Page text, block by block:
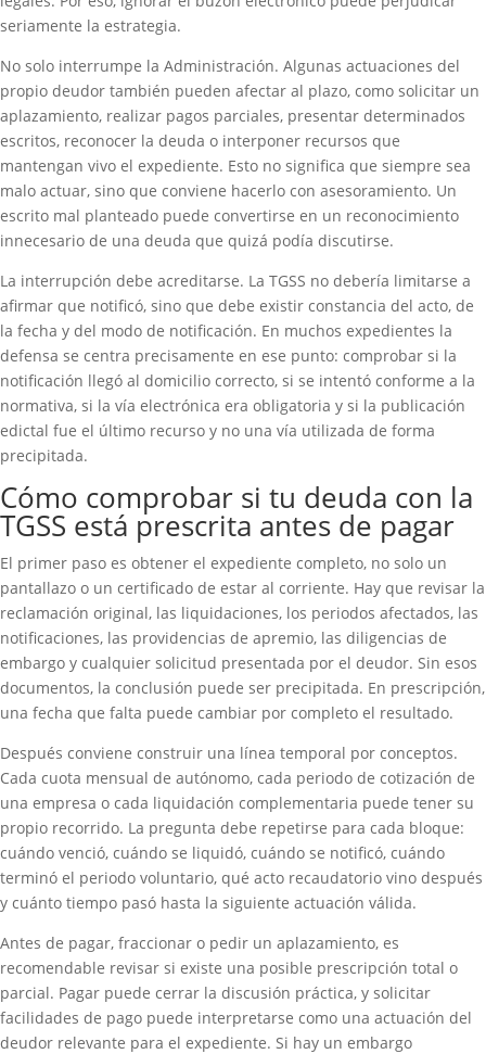
seriamente la estrategia.
No solo interrumpe la Administración. Algunas actuaciones del
propio deudor también pueden afectar al plazo, como solicitar un
aplazamiento, realizar pagos parciales, presentar determinados
escritos, reconocer la deuda o interponer recursos que
mantengan vivo el expediente. Esto no significa que siempre sea
malo actuar, sino que conviene hacerlo con asesoramiento. Un
escrito mal planteado puede convertirse en un reconocimiento
innecesario de una deuda que quizá podía discutirse.
La interrupción debe acreditarse. La TGSS no debería limitarse a
afirmar que notificó, sino que debe existir constancia del acto, de
la fecha y del modo de notificación. En muchos expedientes la
defensa se centra precisamente en ese punto: comprobar si la
notificación llegó al domicilio correcto, si se intentó conforme a la
normativa, si la vía electrónica era obligatoria y si la publicación
edictal fue el último recurso y no una vía utilizada de forma
precipitada.
Cómo comprobar si tu deuda con la
TGSS está prescrita antes de pagar
El primer paso es obtener el expediente completo, no solo un
pantallazo o un certificado de estar al corriente. Hay que revisar la
reclamación original, las liquidaciones, los periodos afectados, las
notificaciones, las providencias de apremio, las diligencias de
embargo y cualquier solicitud presentada por el deudor. Sin esos
documentos, la conclusión puede ser precipitada. En prescripción,
una fecha que falta puede cambiar por completo el resultado.
Después conviene construir una línea temporal por conceptos.
Cada cuota mensual de autónomo, cada periodo de cotización de
una empresa o cada liquidación complementaria puede tener su
propio recorrido. La pregunta debe repetirse para cada bloque:
cuándo venció, cuándo se liquidó, cuándo se notificó, cuándo
terminó el periodo voluntario, qué acto recaudatorio vino después
y cuánto tiempo pasó hasta la siguiente actuación válida.
Antes de pagar, fraccionar o pedir un aplazamiento, es
recomendable revisar si existe una posible prescripción total o
parcial. Pagar puede cerrar la discusión práctica, y solicitar
facilidades de pago puede interpretarse como una actuación del
deudor relevante para el expediente. Si hay un embargo